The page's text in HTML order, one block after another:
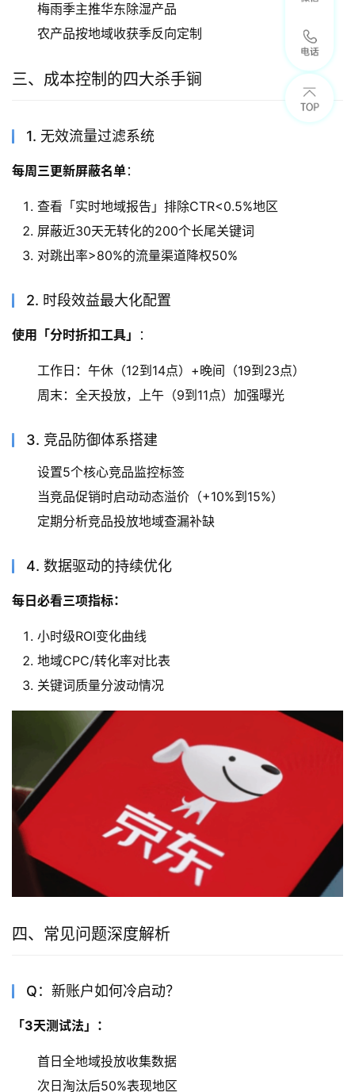
梅雨季主推华东除湿产品
农产品按地域收获季反向定制
三、成本控制的四大杀手锏
1. 无效流量过滤系统
每周三更新屏蔽名单：
查看「实时地域报告」排除CTR<0.5%地区
屏蔽近30天无转化的200个长尾关键词
对跳出率>80%的流量渠道降权50%
2. 时段效益最大化配置
使用「分时折扣工具」 ：
工作日：午休（12到14点）+晚间（19到23点）
周末：全天投放，上午（9到11点）加强曝光
3. 竞品防御体系搭建
设置5个核心竞品监控标签
当竞品促销时启动动态溢价（+10%到15%）
定期分析竞品投放地域查漏补缺
4. 数据驱动的持续优化
每日必看三项指标：
小时级ROI变化曲线
地域CPC/转化率对比表
关键词质量分波动情况
四、常见问题深度解析
Q：新账户如何冷启动？
「3天测试法」：
首日全地域投放收集数据
次日淘汰后50%表现地区